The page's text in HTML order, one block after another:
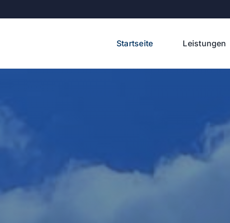
Startseite Leistungen